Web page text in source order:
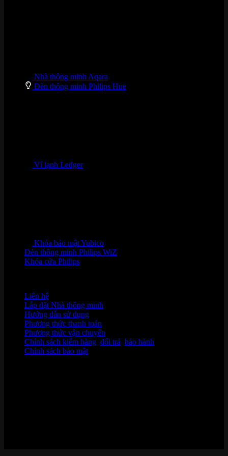
Nhà thông minh Aqara
Đèn thông minh Philips Hue
Ví lạnh Ledger
Khóa bảo mật Yubico
Đèn thông minh Philips WiZ
Khóa cửa Philips
Liên hệ
Lắp đặt Nhà thông minh
Hướng dẫn sử dụng
Phương thức thanh toán
Phương thức vận chuyển
Chính sách kiểm hàng đổi trả bảo hành
Chính sách bảo mật